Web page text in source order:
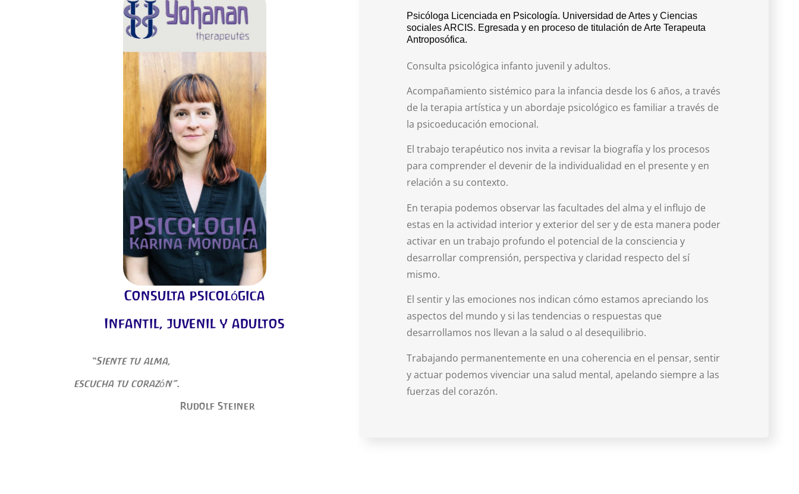
Consulta psicológica
Infantil, juvenil y adultos
“Siente tu alma,
escucha tu corazón”.
Rudolf Steiner
Psicóloga Licenciada en Psicología. Universidad de Artes y Ciencias
sociales ARCIS. Egresada y en proceso de titulación de Arte Terapeuta
Antroposófica.
Consulta psicológica infanto juvenil y adultos.
Acompañamiento sistémico para la infancia desde los 6 años, a través
de la terapia artística y un abordaje psicológico es familiar a través de
la psicoeducación emocional.
El trabajo terapéutico nos invita a revisar la biografía y los procesos
para comprender el devenir de la individualidad en el presente y en
relación a su contexto.
En terapia podemos observar las facultades del alma y el influjo de
estas en la actividad interior y exterior del ser y de esta manera poder
activar en un trabajo profundo el potencial de la consciencia y
desarrollar comprensión, perspectiva y claridad respecto del sí
mismo.
El sentir y las emociones nos indican cómo estamos apreciando los
aspectos del mundo y si las tendencias o respuestas que
desarrollamos nos llevan a la salud o al desequilibrio.
Trabajando permanentemente en una coherencia en el pensar, sentir
y actuar podemos vivenciar una salud mental, apelando siempre a las
fuerzas del corazón.